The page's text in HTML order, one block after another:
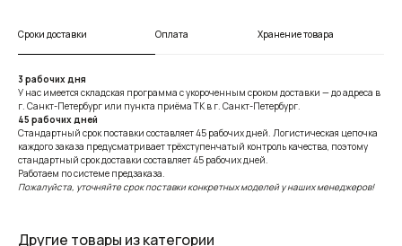
Сроки доставки Оплата Хранение товара
3 рабочих дня
У нас имеется складская программа с укороченным сроком доставки — до адреса в
г. Санкт-Петербург или пункта приёма ТК в г. Санкт-Петербург.
45 рабочих дней
Стандартный срок поставки составляет 45 рабочих дней. Логистическая цепочка
каждого заказа предусматривает трёхступенчатый контроль качества, поэтому
стандартный срок доставки составляет 45 рабочих дней.
Работаем по системе предзаказа.
Пожалуйста, уточняйте срок поставки конкретных моделей у наших менеджеров!
Другие товары из категории